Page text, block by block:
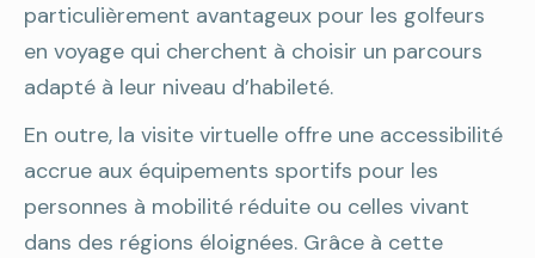
particulièrement avantageux pour les golfeurs
en voyage qui cherchent à choisir un parcours
adapté à leur niveau d’habileté.
En outre, la visite virtuelle offre une accessibilité
accrue aux équipements sportifs pour les
personnes à mobilité réduite ou celles vivant
dans des régions éloignées. Grâce à cette